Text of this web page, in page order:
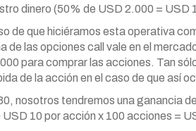
dinero (50% de USD 2.000 = USD
de que hiciéramos esta operativa
de las opciones call vale en el
para comprar las acciones. Tan
de la acción en el caso de que así
nosotros tendremos una ganancia
10 por acción x 100 acciones =